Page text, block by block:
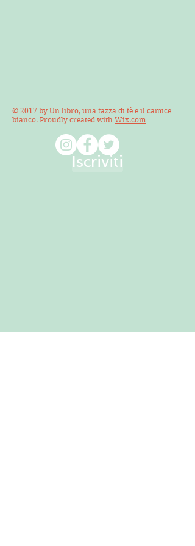
© 2017 by Un libro, una tazza di tè e il camice
bianco. Proudly created with Wix.com
Iscriviti